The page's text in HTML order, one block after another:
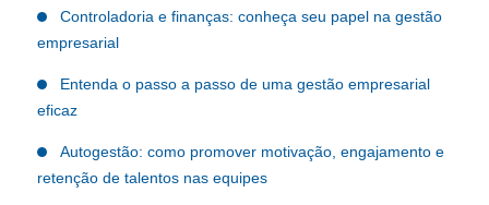
Controladoria e finanças: conheça seu papel na gestão
empresarial
Entenda o passo a passo de uma gestão empresarial
eficaz
Autogestão: como promover motivação, engajamento e
retenção de talentos nas equipes